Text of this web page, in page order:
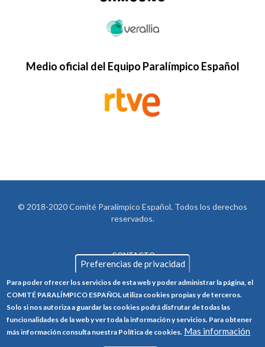
Medio oficial del Equipo Paralímpico Español
© 2018-2020 Comité Paralímpico Español. Todos los derechos
reservados.
FOOTER
CONTACTO
POLÍTICA DE PRIVACIDAD
POLÍTICA DE COOKIES
CANAL ÉTICO
Preferencias de privacidad
Para poder ofrecer los servicios de esta web y poder administrar la página, el
COMITÉ PARALÍMPICO ESPAÑOL utiliza cookies propias y de terceros.
Solo si nos autoriza a guardar las cookies podrá disfrutar de todas las
funcionalidades de la web y ver toda la información y servicios. Para obtener
más información consulta nuestra Política de cookies. Mas información